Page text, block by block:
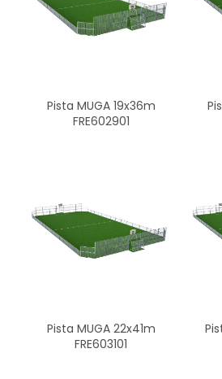
Pista MUGA 19x36m
FRE602901
Pista MUGA 22x41m
FRE603101